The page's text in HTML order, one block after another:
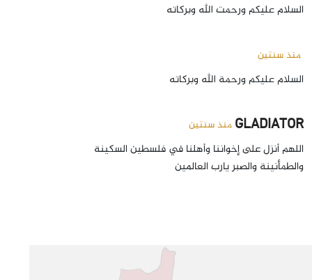
السلام علیکم ورحمت الله وبرکاته
منذ سنتين
السلام عليكم ورحمة الله وبركاته
GLADIATOR منذ سنتين
اللهم أنزل على إخواننا وأهلنا في فلسطين السكينة
والطمأنينة والصبر يارب العالمين